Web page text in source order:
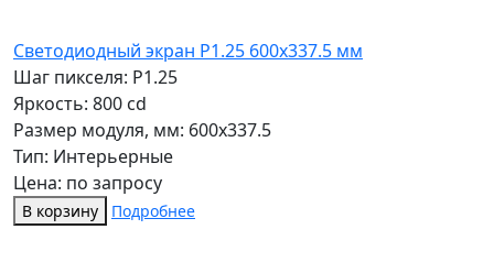
Светодиодный экран P1.25 600х337.5 мм
Шаг пикселя: P1.25
Яркость: 800 cd
Размер модуля, мм: 600x337.5
Тип: Интерьерные
Цена: по запросу
В корзину Подробнее